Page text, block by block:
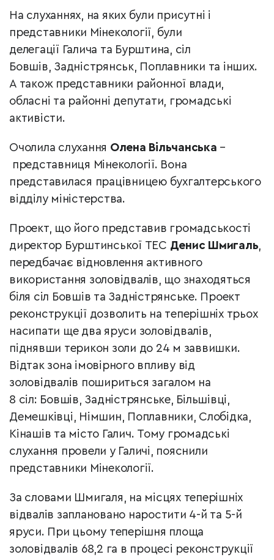
На слуханнях, на яких були присутні і
представники Мінекології, були
делегації Галича та Бурштина, сіл
Бовшів, Задністрянськ, Поплавники та інших.
А також представники районної влади,
обласні та районні депутати, громадські
активісти.
Очолила слухання Олена Вільчанська –
представниця Мінекології. Вона
представилася працівницею бухгалтерського
відділу міністерства.
Проект, що його представив громадськості
директор Бурштинської ТЕС Денис Шмигаль,
передбачає відновлення активного
використання золовідвалів, що знаходяться
біля сіл Бовшів та Задністрянське. Проект
реконструкції дозволить на теперішніх трьох
насипати ще два яруси золовідвалів,
піднявши терикон золи до 24 м заввишки.
Відтак зона імовірного впливу від
золовідвалів пошириться загалом на
8 сіл: Бовшів, Задністрянське, Більшівці,
Демешківці, Німшин, Поплавники, Слобідка,
Кінашів та місто Галич. Тому громадські
слухання провели у Галичі, пояснили
представники Мінекології.
За словами Шмигаля, на місцях теперішніх
відвалів заплановано наростити 4-й та 5-й
яруси. При цьому теперішня площа
золовідвалів 68,2 га в процесі реконструкції